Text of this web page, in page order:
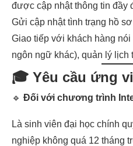
được cập nhật thông tin đầy
Gửi cập nhật tình trạng hồ
Giao tiếp với khách hàng
ngôn ngữ khác), quản lý lịch
🎓 Yêu cầu ứng
🔹 Đối với chương trình
Là sinh viên đại học chính
nghiệp không quá 12 tháng